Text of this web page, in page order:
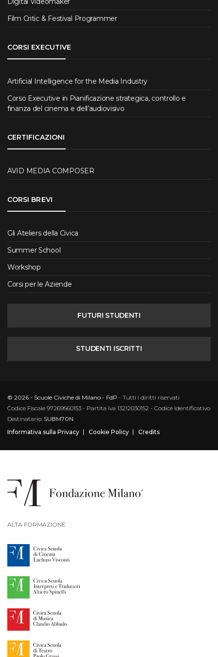
Film Critic & Festival Programmer
CORSI EXECUTIVE
Artificial Intelligence for the Media Industry
Corso Executive in Pianificazione strategica, controllo e
finanza del cinema e dell’audiovisivo
CERTIFICAZIONI
AVID MEDIA COMPOSER
CORSI BREVI
Gli Ateliers della Civica
Summer School
Workshop
Corsi per le Aziende
FUTURI STUDENTI
STUDENTI ISCRITTI
© 2026 - Scuole Civiche di Milano - FdP - Tutti i diritti riservati
Codice Fiscale 97269560153 - Partita Iva 13212030152 - Codice Identificativo
Destinatario: SUBM70N
Informativa sulla Privacy
Cookie Policy Credits
ALTA FORMAZIONE